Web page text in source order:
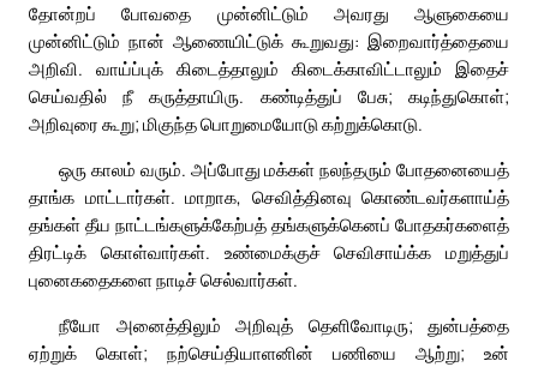
தோன்றப் போவதை முன்னிட்டும் அவரது ஆளுகையை
முன்னிட்டும் நான் ஆணையிட்டுக் கூறுவது: இறைவார்த்தையை
அறிவி. வாய்ப்புக் கிடைத்தாலும் கிடைக்காவிட்டாலும் இதைச்
செய்வதில் நீ கருத்தாயிரு. கண்டித்துப் பேசு; கடிந்துகொள்;
அறிவுரை கூறு; மிகுந்த பொறுமையோடு கற்றுக்கொடு.
ஒரு காலம் வரும். அப்போது மக்கள் நலந்தரும் போதனையைத்
தாங்க மாட்டார்கள். மாறாக, செவித்தினவு கொண்டவர்களாய்த்
தங்கள் தீய நாட்டங்களுக்கேற்பத் தங்களுக்கெனப் போதகர்களைத்
திரட்டிக் கொள்வார்கள். உண்மைக்குச் செவிசாய்க்க மறுத்துப்
புனைகதைகளை நாடிச் செல்வார்கள்.
நீயோ அனைத்திலும் அறிவுத் தெளிவோடிரு; துன்பத்தை
ஏற்றுக் கொள்; நற்செய்தியாளனின் பணியை ஆற்று; உன்